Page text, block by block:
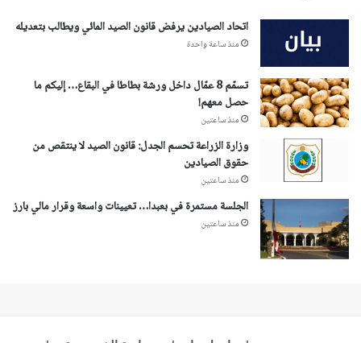
اتحاد الصيادين يرفض قانون الصيد المائي ويطالب بتعديله
منذ ساعة واحدة
تسمّم 8 عمّال داخل ورشة بطاطا في البقاع… إليكم ما
حصل معهم!
منذ ساعتين
وزارة الزراعة تحسم الجدل: قانون الصيد لا ينتقص من
حقوق الصيادين
منذ ساعتين
الجلسة مستمرة في بعبدا… تعيينات واسعة وقرار مالي بارز
منذ ساعتين